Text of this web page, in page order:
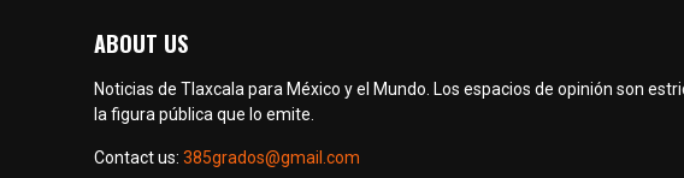
ABOUT US
Noticias de Tlaxcala para México y el Mundo. Los espacios de opinión son
la figura pública que lo emite.
Contact us: 385grados@gmail.com